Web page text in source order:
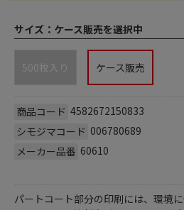
サイズ： ケース販売を選択中
500枚入り ケース販売
商品コード 4582672150833
シモジマコード 006780689
メーカー品番 60610
パートコート部分の印刷には、環境